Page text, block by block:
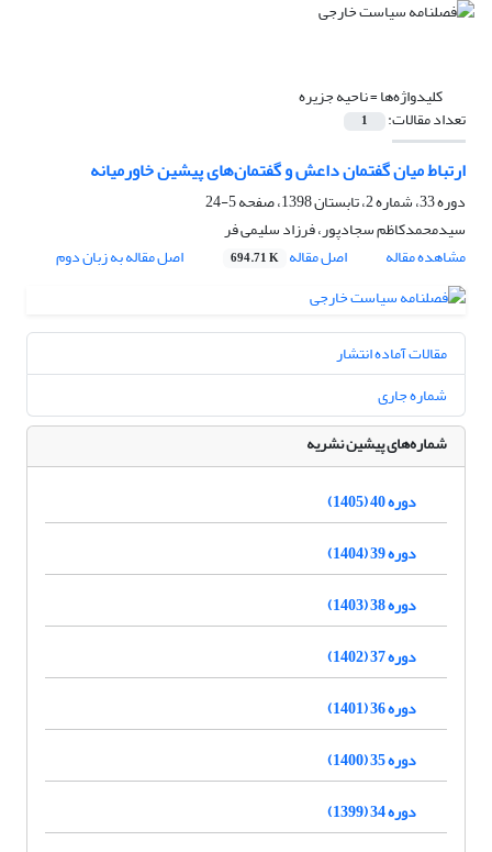
کلیدواژه‌ها =ناحیه جزیره
تعداد مقالات: 1
ارتباط میان گفتمان داعش و گفتمان‌های پیشین خاورمیانه
دوره 33، شماره 2، تابستان 1398، صفحه
5-24
سیدمحمدکاظم سجادپور، فرزاد سلیمی فر
مشاهده مقاله
اصل مقاله 694.71 K اصل مقاله به زبان دوم
مقالات آماده انتشار
شماره جاری
شماره‌های پیشین نشریه
دوره 40 (1405)
دوره 39 (1404)
دوره 38 (1403)
دوره 37 (1402)
دوره 36 (1401)
دوره 35 (1400)
دوره 34 (1399)